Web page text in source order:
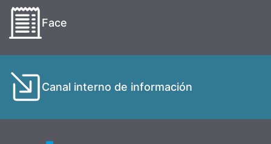
Face
Canal interno de información